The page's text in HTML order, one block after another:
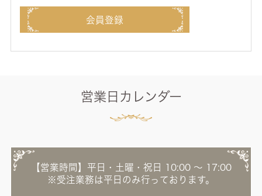
会員登録
営業日カレンダー
【営業時間】平日・土曜・祝日 10:00 ～ 17:00
※受注業務は平日のみ行っております。